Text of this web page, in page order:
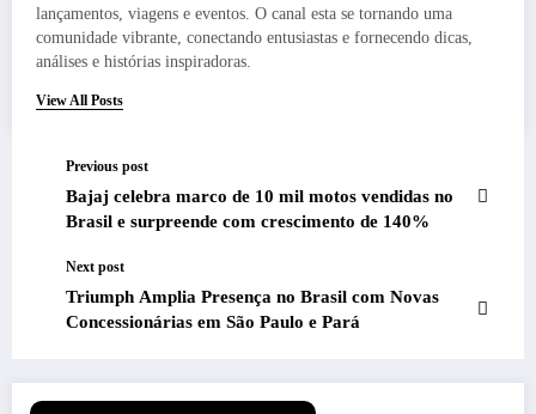
lançamentos, viagens e eventos. O canal esta se tornando uma
comunidade vibrante, conectando entusiastas e fornecendo dicas,
análises e histórias inspiradoras.
View All Posts
Previous post
Bajaj celebra marco de 10 mil motos vendidas no
Brasil e surpreende com crescimento de 140%
Next post
Triumph Amplia Presença no Brasil com Novas
Concessionárias em São Paulo e Pará